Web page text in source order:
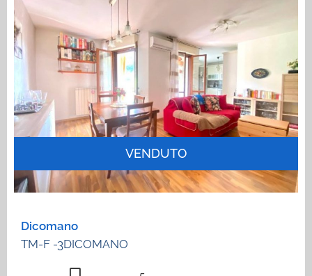
VENDUTO
Dicomano
TM-F -3DICOMANO